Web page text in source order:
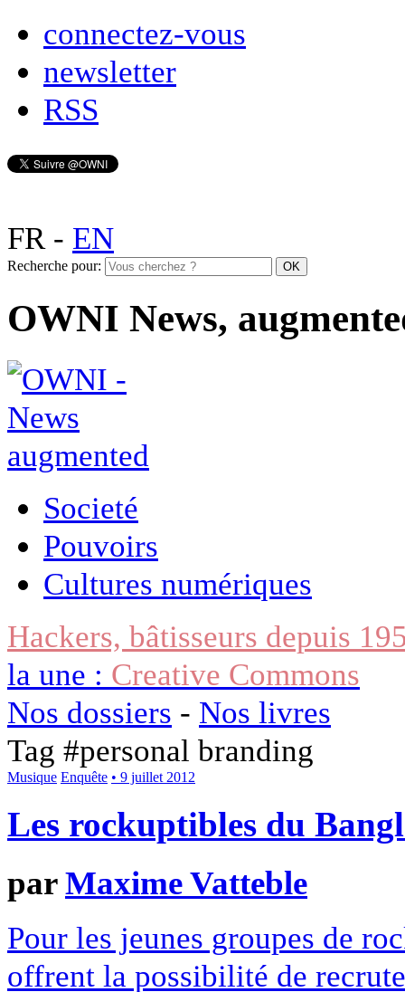
connectez-vous
newsletter
RSS
FR- EN
Recherche pour:
OWNI News,
Societé
Pouvoirs
Cultures numériques
Hackers, bâtisseurs depuis
la une : Creative Commons
Nos dossiers - Nos livres
Tag #personal branding
Musique Enquête • 9 juillet 2012
Les rockuptibles du
parMaxime Vatteble
Pour les jeunes groupes de
offrent la possibilité de